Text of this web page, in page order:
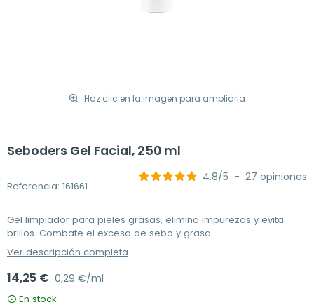
Haz clic en la imagen para ampliarla
Seboders Gel Facial, 250 ml
Referencia: 161661
4.8/5 - 27 opiniones
Gel limpiador para pieles grasas, elimina impurezas y evita
brillos. Combate el exceso de sebo y grasa.
Ver descripción completa
14,25 € 0,29 €/ml
En stock